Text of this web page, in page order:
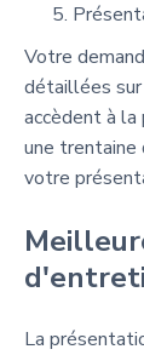
Votre
détaillées
accèdent à
une trentaine
votre
La